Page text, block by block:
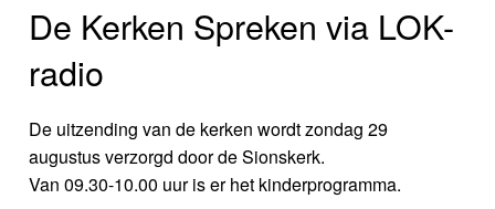
De Kerken Spreken via LOK-
radio
De uitzending van de kerken wordt zondag 29
augustus verzorgd door de Sionskerk.
Van 09.30-10.00 uur is er het kinderprogramma.